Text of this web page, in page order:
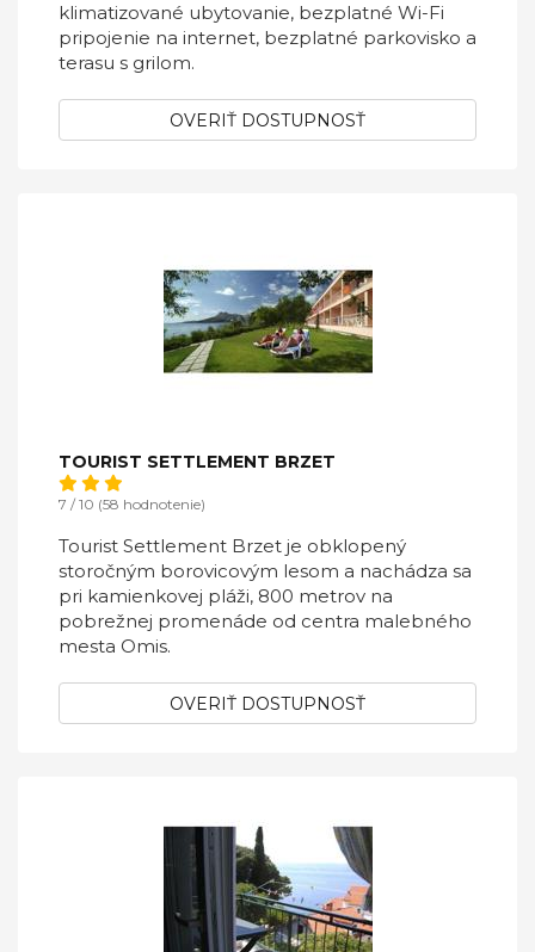
klimatizované ubytovanie, bezplatné Wi-Fi
pripojenie na internet, bezplatné parkovisko a
terasu s grilom.
OVERIŤ DOSTUPNOSŤ
TOURIST SETTLEMENT BRZET
7 / 10 (58 hodnotenie)
Tourist Settlement Brzet je obklopený
storočným borovicovým lesom a nachádza sa
pri kamienkovej pláži, 800 metrov na
pobrežnej promenáde od centra malebného
mesta Omis.
OVERIŤ DOSTUPNOSŤ